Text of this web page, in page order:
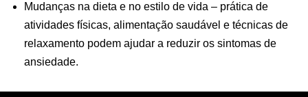
Mudanças na dieta e no estilo de vida – prática de
atividades físicas, alimentação saudável e técnicas de
relaxamento podem ajudar a reduzir os sintomas de
ansiedade.